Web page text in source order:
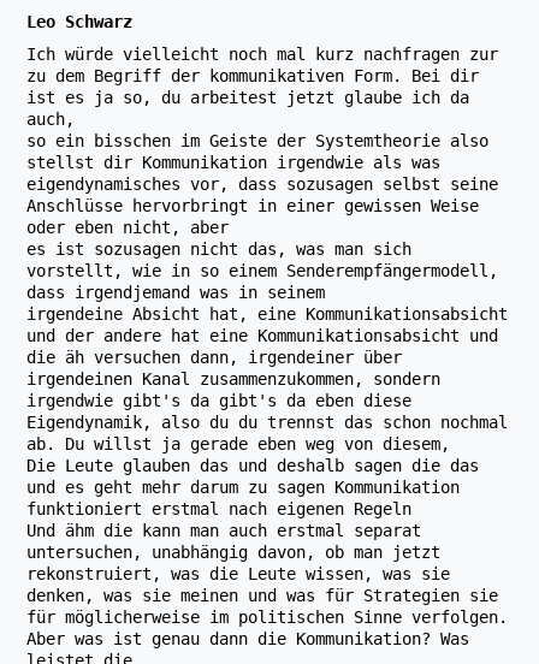
Leo Schwarz
Ich würde vielleicht noch mal kurz nachfragen zur
zu dem Begriff der kommunikativen Form. Bei dir
ist es ja so, du arbeitest jetzt glaube ich da
auch,
so ein bisschen im Geiste der Systemtheorie also
stellst dir Kommunikation irgendwie als was
eigendynamisches vor, dass sozusagen selbst seine
Anschlüsse hervorbringt in einer gewissen Weise
oder eben nicht, aber
es ist sozusagen nicht das, was man sich
vorstellt, wie in so einem Senderempfängermodell,
dass irgendjemand was in seinem
irgendeine Absicht hat, eine Kommunikationsabsicht
und der andere hat eine Kommunikationsabsicht und
die äh versuchen dann, irgendeiner über
irgendeinen Kanal zusammenzukommen, sondern
irgendwie gibt's da gibt's da eben diese
Eigendynamik, also du du trennst das schon nochmal
ab. Du willst ja gerade eben weg von diesem,
Die Leute glauben das und deshalb sagen die das
und es geht mehr darum zu sagen Kommunikation
funktioniert erstmal nach eigenen Regeln
Und ähm die kann man auch erstmal separat
untersuchen, unabhängig davon, ob man jetzt
rekonstruiert, was die Leute wissen, was sie
denken, was sie meinen und was für Strategien sie
für möglicherweise im politischen Sinne verfolgen.
Aber was ist genau dann die Kommunikation? Was
leistet die